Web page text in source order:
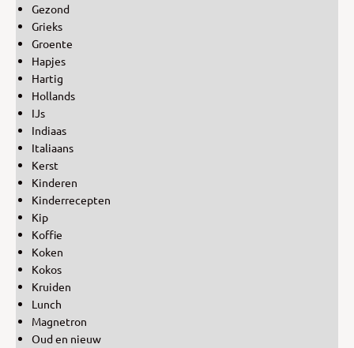
Gezond
Grieks
Groente
Hapjes
Hartig
Hollands
IJs
Indiaas
Italiaans
Kerst
Kinderen
Kinderrecepten
Kip
Koffie
Koken
Kokos
Kruiden
Lunch
Magnetron
Oud en nieuw